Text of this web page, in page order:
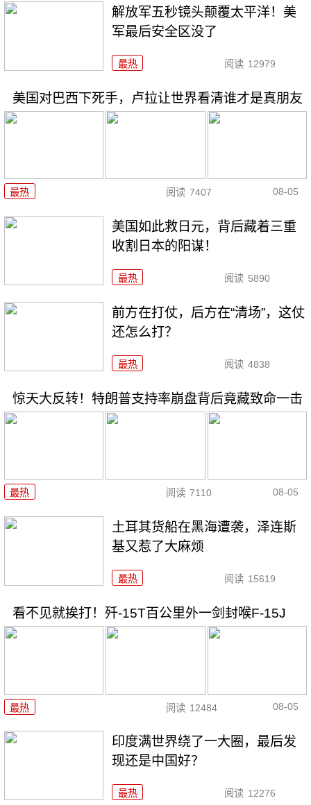
解放军五秒镜头颠覆太平洋！美
军最后安全区没了
最热 阅读 12979
美国对巴西下死手，卢拉让世界看清谁才是真朋友
最热 阅读 7407 08-05
美国如此救日元，背后藏着三重
收割日本的阳谋！
最热 阅读 5890
前方在打仗，后方在“清场”，这仗
还怎么打？
最热 阅读 4838
惊天大反转！特朗普支持率崩盘背后竟藏致命一击
最热 阅读 7110 08-05
土耳其货船在黑海遭袭，泽连斯
基又惹了大麻烦
最热 阅读 15619
看不见就挨打！歼-15T百公里外一剑封喉F-15J
最热 阅读 12484 08-05
印度满世界绕了一大圈，最后发
现还是中国好？
最热 阅读 12276